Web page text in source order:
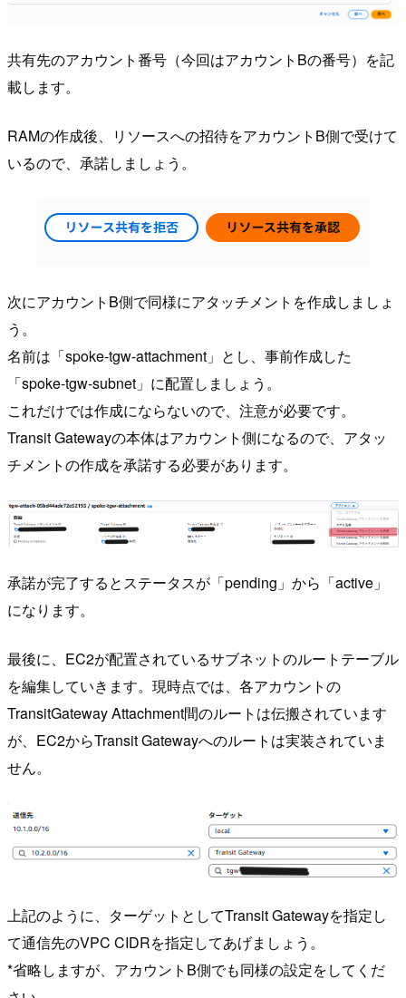
共有先のアカウント番号（今回はアカウントBの番号）を記
載します。
RAMの作成後、リソースへの招待をアカウントB側で受けて
いるので、承諾しましょう。
次にアカウントB側で同様にアタッチメントを作成しましょ
う。
名前は「spoke-tgw-attachment」とし、事前作成した
「spoke-tgw-subnet」に配置しましょう。
これだけでは作成にならないので、注意が必要です。
Transit Gatewayの本体はアカウント側になるので、アタッ
チメントの作成を承諾する必要があります。
承諾が完了するとステータスが「pending」から「active」
になります。
最後に、EC2が配置されているサブネットのルートテーブル
を編集していきます。現時点では、各アカウントの
TransitGateway Attachment間のルートは伝搬されています
が、EC2からTransit Gatewayへのルートは実装されていま
せん。
上記のように、ターゲットとしてTransit Gatewayを指定し
て通信先のVPC CIDRを指定してあげましょう。
*省略しますが、アカウントB側でも同様の設定をしてくだ